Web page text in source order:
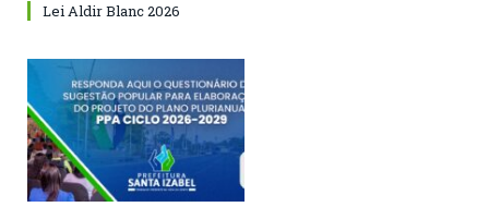
Lei Aldir Blanc 2026